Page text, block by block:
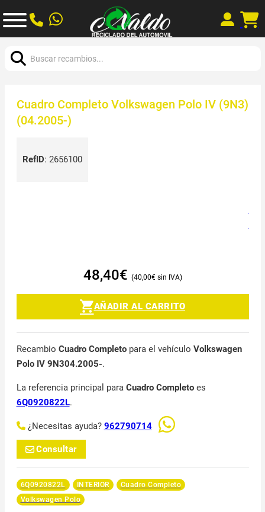
Cuadro Completo Volkswagen Polo IV (9N3)
(04.2005-)
RefID: 2656100
48,40€ 40,00€
AÑADIR AL CARRITO
Recambio Cuadro Completopara el vehículo Volkswagen
Polo IV 9N304.2005-.
La referencia principal para Cuadro Completoes
6Q0920822L.
¿Necesitas ayuda? 962790714
Consultar
6Q0920822L INTERIOR
Cuadro Completo
Volkswagen Polo